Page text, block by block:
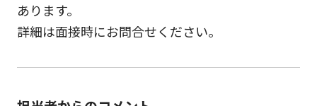
あります。
詳細は面接時にお問合せください。